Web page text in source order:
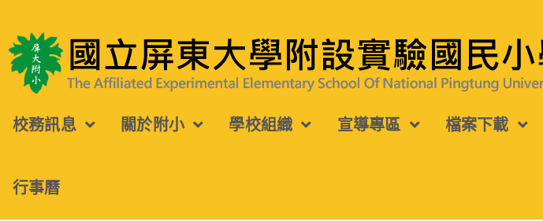
轉
至
要
容
國立屏東大學附設實驗國民小學
校務訊息 關於附小 學校組織 宣導專區 檔案下載
行事曆